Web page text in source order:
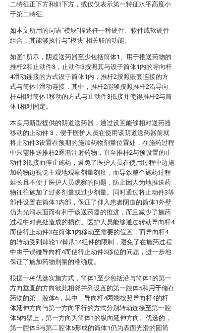
二特征正下方和斜下方，或仅仅表示第一特征水平高度小
于第二特征。
如本文所用的词语“模块”描述任一种硬件、软件或软硬件
组合，其能够执行与“模块”相关联的功能。
如图1所示，阴道送药器至少包括筒体1、用于推送药物的
推杆2和止动件3，止动件3按照其与设于筒体1内的导向杆
4滑动连接的方式设于筒体1内，推杆2按照嵌套连接的方
式与筒体1滑动连接，其中，推杆2能够按照推杆2沿导向
杆4相对筒体1移动的方式与止动件3抵接并使得推杆2与筒
体1相对固定。
本实用新型提供的阴道送药器，通过设置能够相对送药器
移动的止动件 3，便于医护人员在使用该阴道送药器前就
将止动件3设置在预期的施加药物剂量位置处，在施药过程
中只需推送推杆2逐渐注射药物，直至推杆2与预设置的止
动件3抵接而停止施药，避免了医护人员在使用过程中边施
加药物边视觉主观地观察剂量刻度，而导致整个施药过程
延长且不便于医护人员观察的问题，防止因人为地推送药
物往往施加了过多剂量或过少剂量。同时通过将止动件3等
部件设置在筒体1内部，保证了伸入患者阴道的筒体1外壁
仍为光滑表面而有利于该送药器的推进，而且减少了施药
过程中对患处造成的损伤。医护人员能够通过转动导向杆4
而使得止动件3在筒体1内移动至需要的位置，而导向杆4
的转动受到棘轮17棘爪14组件的限制，避免了在施药过程
中由于误碰导向杆4而使得止动件3移位的问题，进一步地
保证了施加药物剂量的准确度。
根据一种优选实施方式，筒体1至少包括沿与筒体1的第一
方向垂直的方向彼此相邻并列设置的第一腔体5和用于储存
药物的第二腔体6，其中，导向杆4两端按照导向杆4的杆
体延伸方向与第一方向平行的方式分别转动连接至第一腔
体5内壁上，第一方向为筒体1的纵向延伸方向。优选的，
第一腔体5与第二腔体6形成的筒体1仍为表面光滑的圆筒